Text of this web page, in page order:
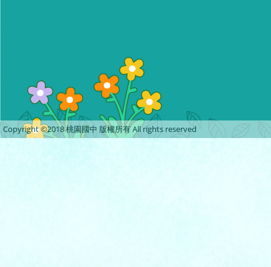
Copyright ©2018 桃園國中 版權所有 All rights reserved